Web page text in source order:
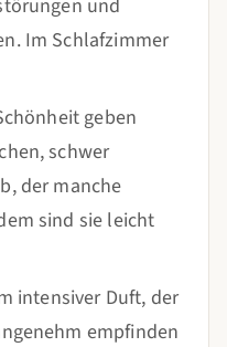
und
Im Schlafzimmer
geben
schwer
der manche
sind sie leicht
intensiver Duft, der
empfinden